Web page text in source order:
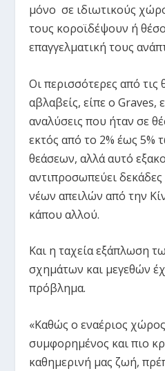
μόνο σε ιδιωτικούς
τους κοροϊδέψουν ή
επαγγελματική τους
Οι περισσότερες από τις
αβλαβείς, είπε ο Graves,
αναλύσεις που ήταν σε
εκτός από το 2% έως 5%
θεάσεων, αλλά αυτό
αντιπροσωπεύει
νέων απειλών από την
κάπου αλλού.
Και η ταχεία εξάπλωση
σχημάτων και μεγεθών
πρόβλημα.
«Καθώς ο εναέριος χώρος
συμφορημένος και πιο
καθημερινή μας ζωή,